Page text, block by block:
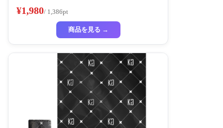
¥1,980/ 1,386pt
商品を見る →